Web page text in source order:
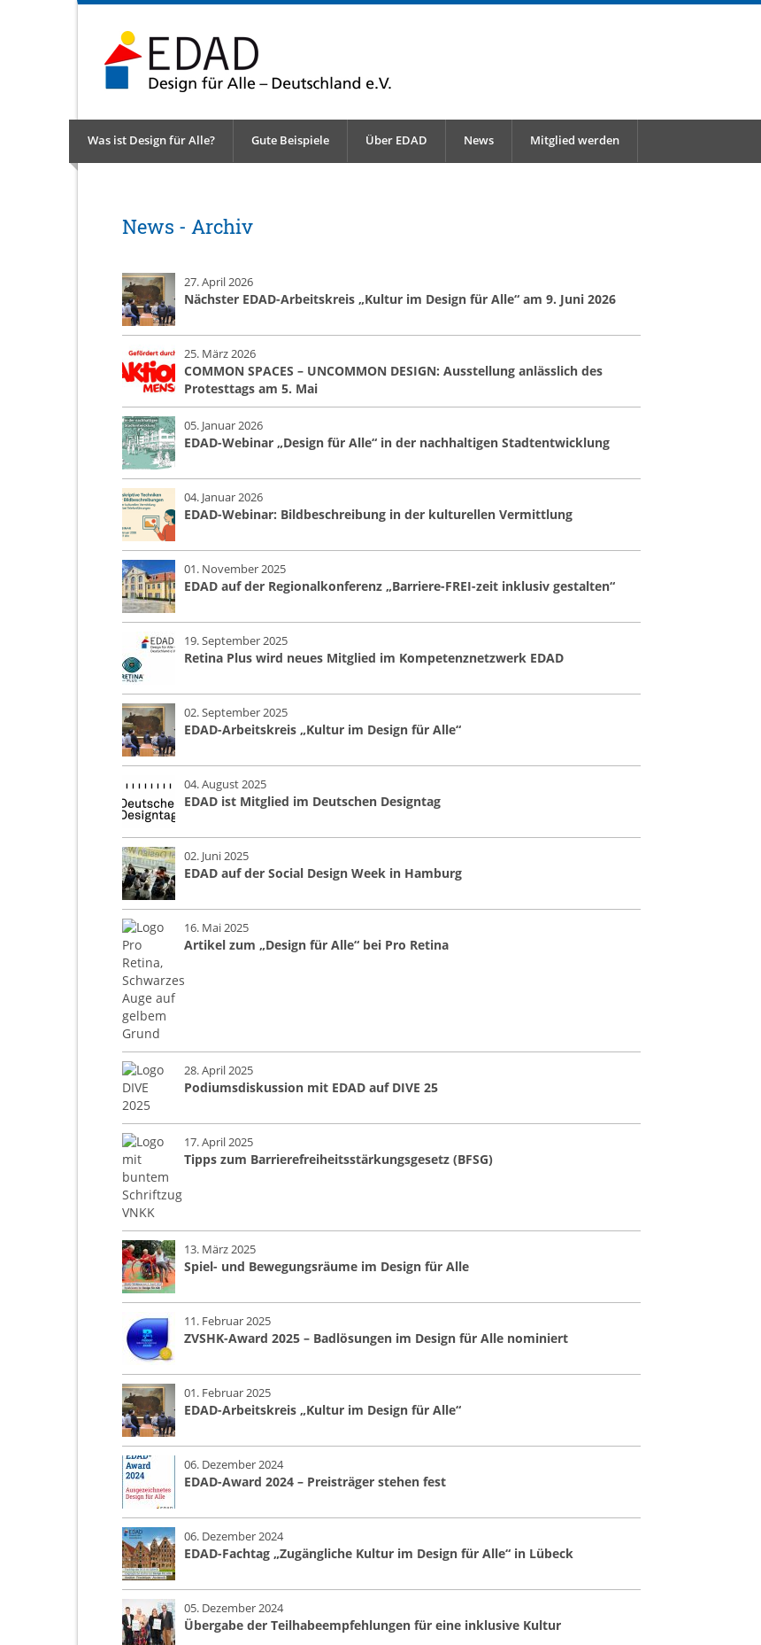
Was ist Design für Alle? Gute Beispiele Über EDAD News Mitglied werden
News - Archiv
27. April 2026
Nächster EDAD-Arbeitskreis „Kultur im Design für Alle“ am 9. Juni 2026
25. März 2026
COMMON SPACES – UNCOMMON DESIGN: Ausstellung anlässlich des
Protesttags am 5. Mai
05. Januar 2026
EDAD-Webinar „Design für Alle“ in der nachhaltigen Stadtentwicklung
04. Januar 2026
EDAD-Webinar: Bildbeschreibung in der kulturellen Vermittlung
01. November 2025
EDAD auf der Regionalkonferenz „Barriere-FREI-zeit inklusiv gestalten“
19. September 2025
Retina Plus wird neues Mitglied im Kompetenznetzwerk EDAD
02. September 2025
EDAD-Arbeitskreis „Kultur im Design für Alle“
04. August 2025
EDAD ist Mitglied im Deutschen Designtag
02. Juni 2025
EDAD auf der Social Design Week in Hamburg
16. Mai 2025
Artikel zum „Design für Alle“ bei Pro Retina
28. April 2025
Podiumsdiskussion mit EDAD auf DIVE 25
17. April 2025
Tipps zum Barrierefreiheitsstärkungsgesetz (BFSG)
13. März 2025
Spiel- und Bewegungsräume im Design für Alle
11. Februar 2025
ZVSHK-Award 2025 – Badlösungen im Design für Alle nominiert
01. Februar 2025
EDAD-Arbeitskreis „Kultur im Design für Alle“
06. Dezember 2024
EDAD-Award 2024 – Preisträger stehen fest
06. Dezember 2024
EDAD-Fachtag „Zugängliche Kultur im Design für Alle“ in Lübeck
05. Dezember 2024
Übergabe der Teilhabeempfehlungen für eine inklusive Kultur